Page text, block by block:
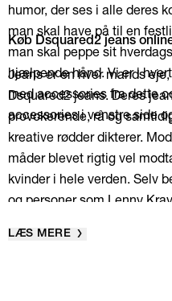
humor, der ses i alle deres
man skal have på til en
man skal peppe sit
hjælpende hånd. Vi er i
med accessories fra dette
accessories i venstre side
Køb Dsquared2 jeans
Jeans er en hver mands
Dsquared2 jeans. Deres
provokerende, rå og
kreative rødder dikterer.
måder blevet rigtig vel
kvinder i hele verden. Selv
og personer som Lenny
noget af deres tøj. Mest af
LÆS MERE